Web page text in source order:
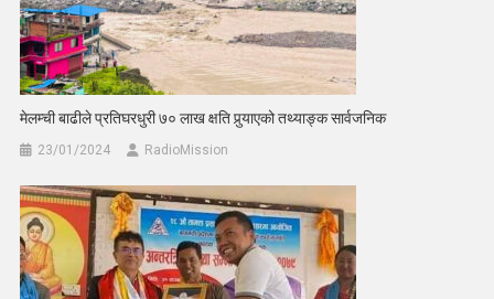
मेलम्ची बाढीले प्रतिघरधुरी ७० लाख क्षति पुर्‍याएको तथ्याङ्क सार्वजनिक
23/01/2024 RadioMission